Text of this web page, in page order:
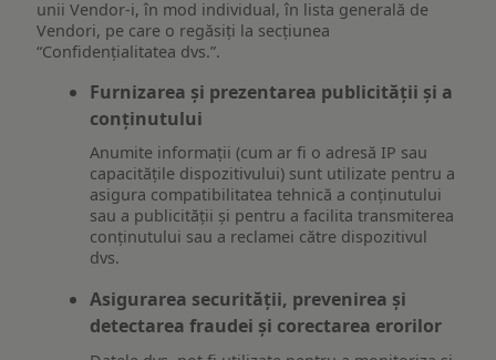
unii Vendor-i, în mod individual, în lista generală de
Vendori, pe care o regăsiți la secțiunea
“Confidențialitatea dvs.”.
Furnizarea și prezentarea publicității și a
conținutului
Anumite informații (cum ar fi o adresă IP sau
capacitățile dispozitivului) sunt utilizate pentru a
asigura compatibilitatea tehnică a conținutului
sau a publicității și pentru a facilita transmiterea
conținutului sau a reclamei către dispozitivul
dvs.
Asigurarea securității, prevenirea și
detectarea fraudei și corectarea erorilor